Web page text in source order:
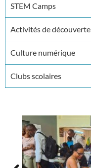
STEM Camps
Activités de découverte
Culture numérique
Clubs scolaires